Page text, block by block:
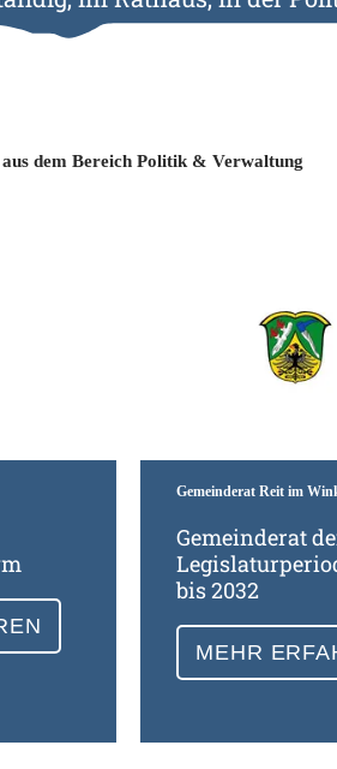
dem Bereich Politik & Verwaltung
Gemeinderat Reit im
Gemeinderat
bis 2032
MEHR